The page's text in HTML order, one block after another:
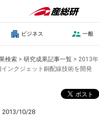
ビジネス 一般
検索 >研究成果記事一覧 > 2013年
ンクジェット銅配線技術を開発
2013/10/28